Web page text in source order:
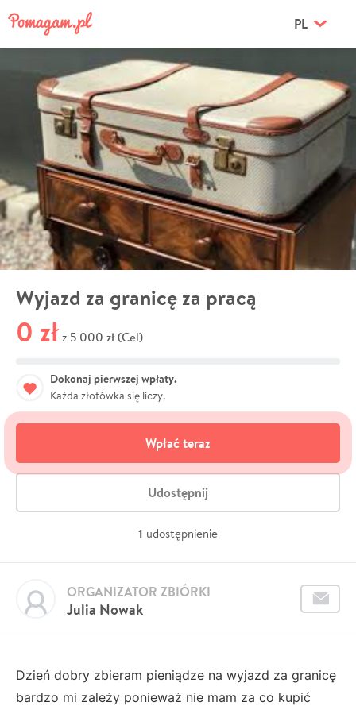
PL
Wyjazd za granicę za pracą
0 zł z 5 000 zł (Cel)
Dokonaj pierwszej wpłaty.
Każda złotówka się liczy.
Wpłać teraz
Udostępnij
1 udostępnienie
Julia Nowak
ORGANIZATOR ZBIÓRKI
Dzień dobry zbieram pieniądze na wyjazd za granicę
bardzo mi zależy ponieważ nie mam za co kupić